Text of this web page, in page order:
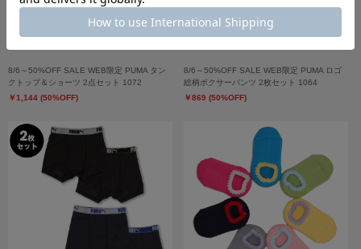
8/6～50%OFF SALE WEB限定 PUMA タン
クトップ＆ショーツ 2点セット 1072
￥1,144 (50%OFF)
8/6～50%OFF SALE WEB限定 PUMA ロゴ
総柄ボクサーパンツ 2枚セット 1064
￥869 (50%OFF)